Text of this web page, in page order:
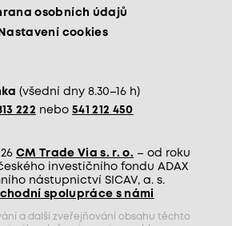
osobních údajů
Nastavení cookies
(všední dny 8.30–16 h)
222 nebo 541 212 450
CM Trade Via s. r. o. – od roku
investičního fondu ADAX
nástupnictví SICAV, a. s.
spolupráce s námi
a další zveřejňování obsahu těchto